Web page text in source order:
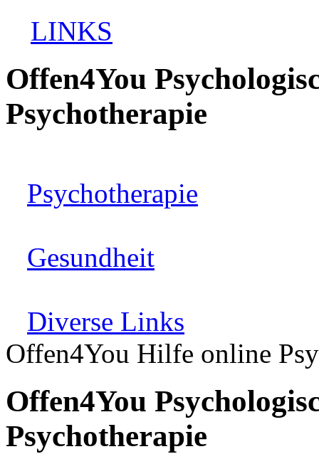
LINKS
Offen4You
Psychotherapie
Psychotherapie
Gesundheit
Diverse Links
Offen4You Hilfe online
Offen4You
Psychotherapie